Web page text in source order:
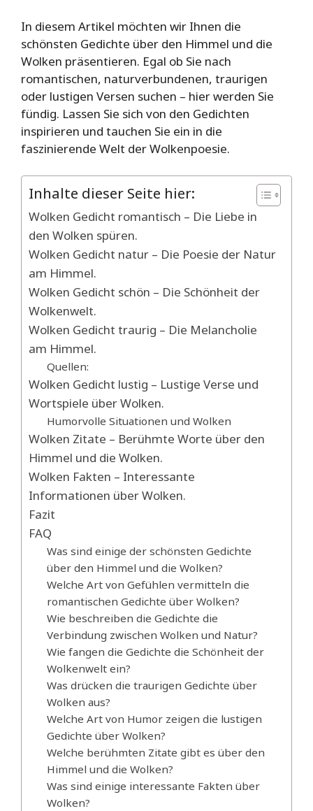
In diesem Artikel möchten wir Ihnen die
schönsten Gedichte über den Himmel und die
Wolken präsentieren. Egal ob Sie nach
romantischen, naturverbundenen, traurigen
oder lustigen Versen suchen – hier werden Sie
fündig. Lassen Sie sich von den Gedichten
inspirieren und tauchen Sie ein in die
faszinierende Welt der Wolkenpoesie.
Inhalte dieser Seite hier:
Wolken Gedicht romantisch – Die Liebe in
den Wolken spüren.
Wolken Gedicht natur – Die Poesie der Natur
am Himmel.
Wolken Gedicht schön – Die Schönheit der
Wolkenwelt.
Wolken Gedicht traurig – Die Melancholie
am Himmel.
Quellen:
Wolken Gedicht lustig – Lustige Verse und
Wortspiele über Wolken.
Humorvolle Situationen und Wolken
Wolken Zitate – Berühmte Worte über den
Himmel und die Wolken.
Wolken Fakten – Interessante
Informationen über Wolken.
Fazit
FAQ
Was sind einige der schönsten Gedichte
über den Himmel und die Wolken?
Welche Art von Gefühlen vermitteln die
romantischen Gedichte über Wolken?
Wie beschreiben die Gedichte die
Verbindung zwischen Wolken und Natur?
Wie fangen die Gedichte die Schönheit der
Wolkenwelt ein?
Was drücken die traurigen Gedichte über
Wolken aus?
Welche Art von Humor zeigen die lustigen
Gedichte über Wolken?
Welche berühmten Zitate gibt es über den
Himmel und die Wolken?
Was sind einige interessante Fakten über
Wolken?